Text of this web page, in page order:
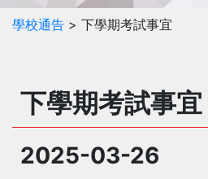
學校通告 > 下學期考試事宜
下學期考試事宜
2025-03-26